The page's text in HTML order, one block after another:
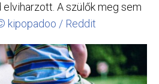
elviharzott. A szülők meg sem
kipopadoo / Reddit